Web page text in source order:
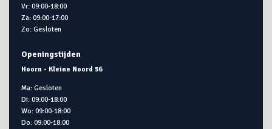
Vr: 09:00-18:00
Za: 09:00-17:00
Zo: Gesloten
Openingstijden
Hoorn - Kleine Noord 56
Ma: Gesloten
Di: 09:00-18:00
Wo: 09:00-18:00
Do: 09:00-18:00